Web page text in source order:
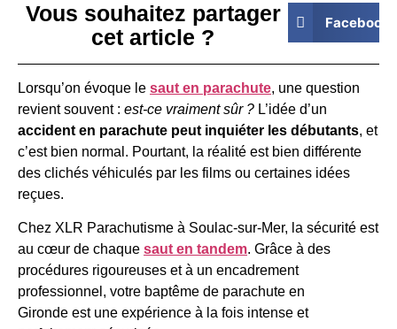
Vous souhaitez partager
cet article ?
Facebook
Lorsqu’on évoque le saut en parachute, une question
revient souvent : est-ce vraiment sûr ? L’idée d’un
accident en parachute peut inquiéter les débutants, et
c’est bien normal. Pourtant, la réalité est bien différente
des clichés véhiculés par les films ou certaines idées
reçues.
Chez XLR Parachutisme à Soulac-sur-Mer, la sécurité est
au cœur de chaque saut en tandem. Grâce à des
procédures rigoureuses et à un encadrement
professionnel, votre baptême de parachute en
Gironde est une expérience à la fois intense et